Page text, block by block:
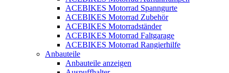
ACEBIKES Motorrad Spanngurte
ACEBIKES Motorrad Zubehör
ACEBIKES Motorradständer
ACEBIKES Motorrad Faltgarage
ACEBIKES Motorrad Rangierhilfe
Anbauteile
Anbauteile anzeigen